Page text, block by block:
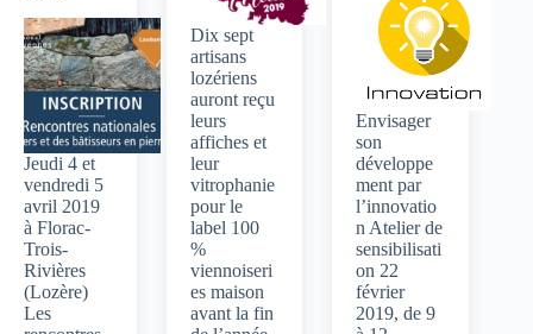
Jeudi 4 et
vendredi 5
avril 2019
à Florac-
Trois-
Rivières
(Lozère)
Les
Dix sept
artisans
lozériens
auront reçu
leurs
affiches et
leur
vitrophanie
pour le
label 100
%
viennoiseri
es maison
avant la fin
Envisager
son
développe
ment par
l’innovatio
n Atelier de
sensibilisati
on 22
février
2019, de 9